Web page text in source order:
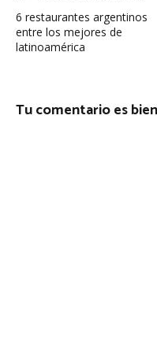
de
entradas
6 restaurantes argentinos
entre los mejores de
latinoamérica
Tu comentario es